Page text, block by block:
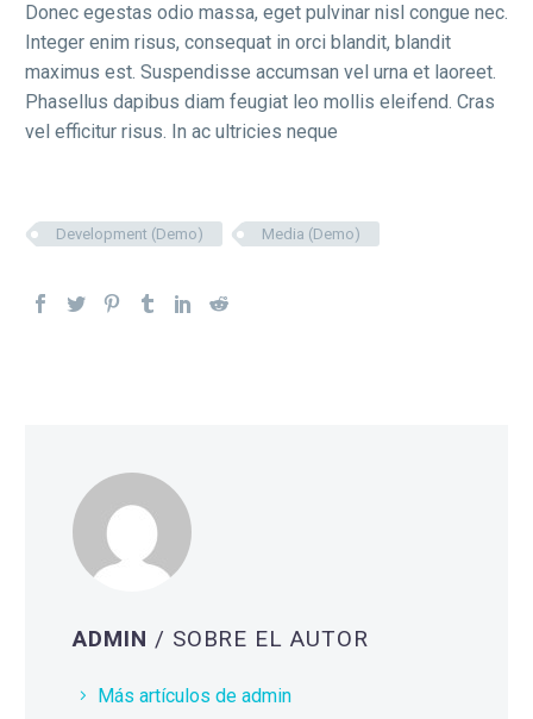
Donec egestas odio massa, eget pulvinar nisl congue nec.
Integer enim risus, consequat in orci blandit, blandit
maximus est. Suspendisse accumsan vel urna et laoreet.
Phasellus dapibus diam feugiat leo mollis eleifend. Cras
vel efficitur risus. In ac ultricies neque
Development (Demo) Media (Demo)
ADMIN / SOBRE EL AUTOR
Más artículos de admin